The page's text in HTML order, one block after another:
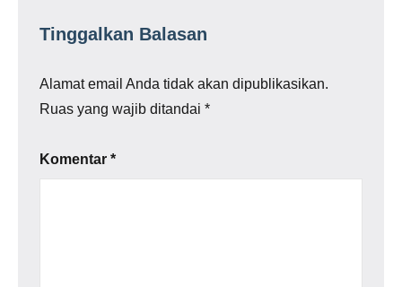
Tinggalkan Balasan
Alamat email Anda tidak akan dipublikasikan.
Ruas yang wajib ditandai *
Komentar *